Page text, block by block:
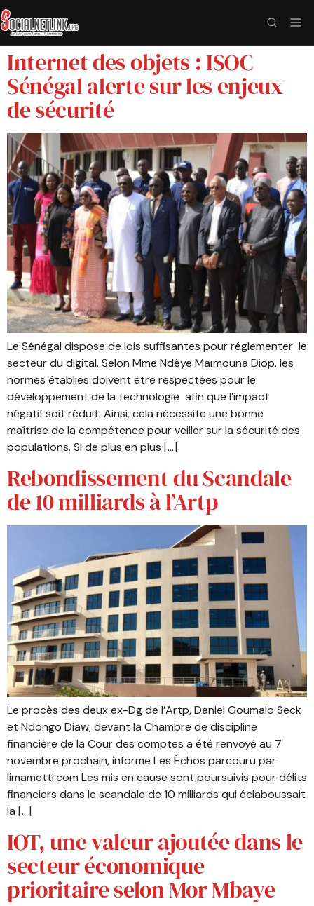
Internet des objets : ISOC
Sénégal alerte sur les enjeux
de sécurité
Le Sénégal dispose de lois suffisantes pour réglementer le
secteur du digital. Selon Mme Ndèye Maïmouna Diop, les
normes établies doivent être respectées pour le
développement de la technologie afin que l’impact
négatif soit réduit. Ainsi, cela nécessite une bonne
maîtrise de la compétence pour veiller sur la sécurité des
populations. Si de plus en plus […]
Rebondissement du Scandale
de 10 milliards à l’Artp
Le procès des deux ex-Dg de l’Artp, Daniel Goumalo Seck
et Ndongo Diaw, devant la Chambre de discipline
financière de la Cour des comptes a été renvoyé au 7
novembre prochain, informe Les Échos parcouru par
limametti.com Les mis en cause sont poursuivis pour délits
financiers dans le scandale de 10 milliards qui éclaboussait
la […]
IOT, une valeur ajoutée dans le
secteur économique
prioritaire selon Mor Mbaye